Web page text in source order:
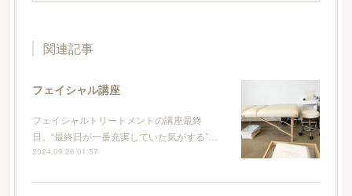
関連記事
フェイシャル講座
フェイシャルトリートメントの講座最終
日。“最終日が一番充実していた気がする”…
2024.09.26 01:57